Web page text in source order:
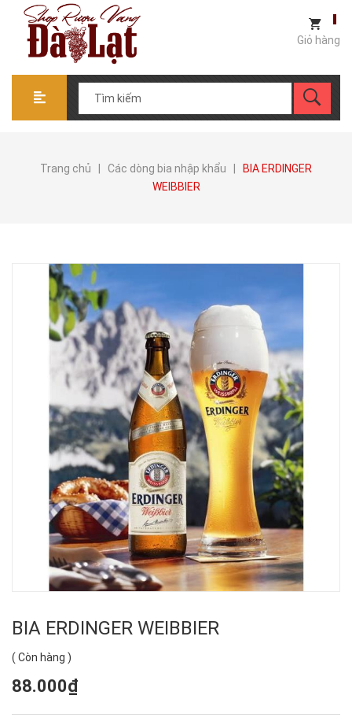
Giỏ hàng
Trang chủ Các dòng bia nhập khẩu
BIA ERDINGER
WEIBBIER
BIA ERDINGER WEIBBIER
( Còn hàng )
88.000₫